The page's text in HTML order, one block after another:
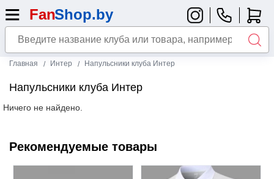
Главная Интер Напульсники клуба Интер
Напульсники клуба Интер
Ничего не найдено.
Рекомендуемые товары